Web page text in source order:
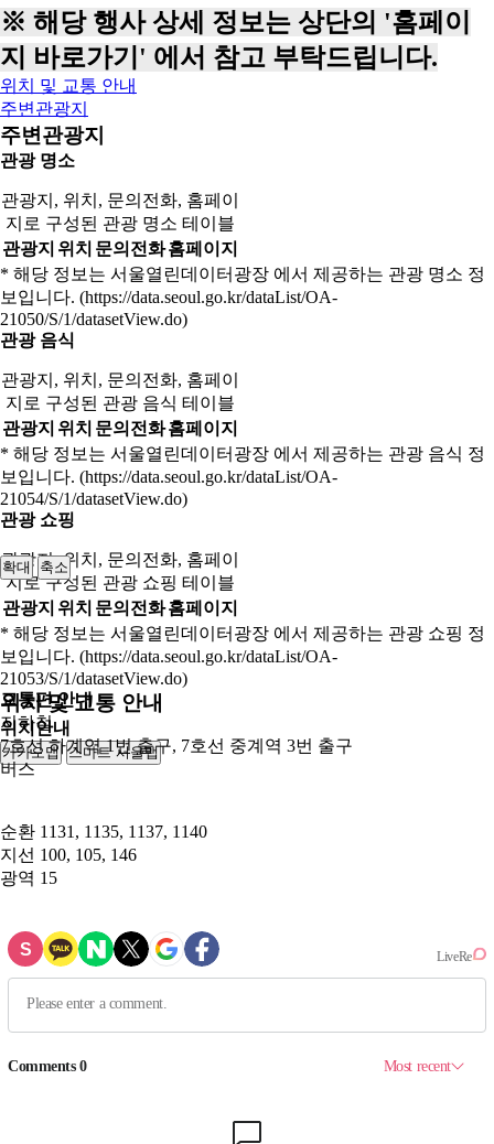
※ 해당 행사 상세 정보는 상단의 '홈페이
지 바로가기' 에서 참고 부탁드립니다.
위치 및 교통 안내
주변관광지
주변관광지
관광 명소
관광지, 위치, 문의전화, 홈페이
지로 구성된 관광 명소 테이블
관광지 위치 문의전화홈페이지
* 해당 정보는 서울열린데이터광장 에서 제공하는 관광 명소 정
보입니다. (https://data.seoul.go.kr/dataList/OA-
21050/S/1/datasetView.do)
관광 음식
관광지, 위치, 문의전화, 홈페이
지로 구성된 관광 음식 테이블
관광지 위치 문의전화홈페이지
* 해당 정보는 서울열린데이터광장 에서 제공하는 관광 음식 정
보입니다. (https://data.seoul.go.kr/dataList/OA-
21054/S/1/datasetView.do)
관광 쇼핑
관광지, 위치, 문의전화, 홈페이
지로 구성된 관광 쇼핑 테이블
관광지 위치 문의전화홈페이지
* 해당 정보는 서울열린데이터광장 에서 제공하는 관광 쇼핑 정
보입니다. (https://data.seoul.go.kr/dataList/OA-
21053/S/1/datasetView.do)
위치 및 교통 안내
위치안내
카카오맵 스마트 서울맵
250m
확대 축소
교통편 안내
지하철
7호선 하계역 1번 출구, 7호선 중계역 3번 출구
버스
순환 1131, 1135, 1137, 1140
지선 100, 105, 146
광역 15